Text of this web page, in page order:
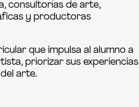
consultorías de arte,
y productoras
que impulsa al alumno a
priorizar sus experiencias
arte.